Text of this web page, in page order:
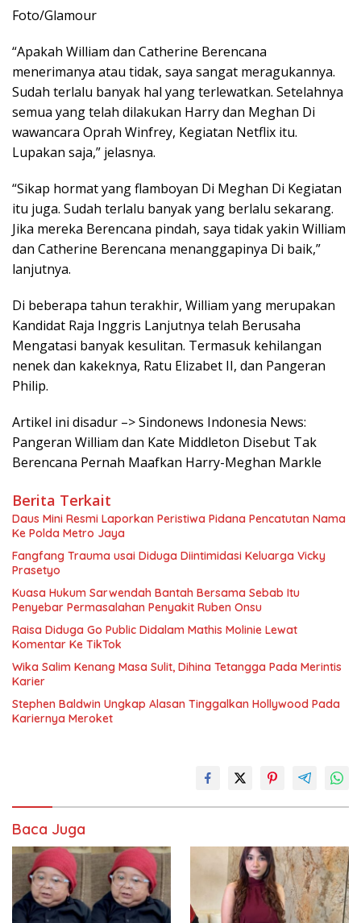
Foto/Glamour
“Apakah William dan Catherine Berencana
menerimanya atau tidak, saya sangat meragukannya.
Sudah terlalu banyak hal yang terlewatkan. Setelahnya
semua yang telah dilakukan Harry dan Meghan Di
wawancara Oprah Winfrey, Kegiatan Netflix itu.
Lupakan saja,” jelasnya.
“Sikap hormat yang flamboyan Di Meghan Di Kegiatan
itu juga. Sudah terlalu banyak yang berlalu sekarang.
Jika mereka Berencana pindah, saya tidak yakin William
dan Catherine Berencana menanggapinya Di baik,”
lanjutnya.
Di beberapa tahun terakhir, William yang merupakan
Kandidat Raja Inggris Lanjutnya telah Berusaha
Mengatasi banyak kesulitan. Termasuk kehilangan
nenek dan kakeknya, Ratu Elizabet II, dan Pangeran
Philip.
Artikel ini disadur –> Sindonews Indonesia News:
Pangeran William dan Kate Middleton Disebut Tak
Berencana Pernah Maafkan Harry-Meghan Markle
Berita Terkait
Daus Mini Resmi Laporkan Peristiwa Pidana Pencatutan Nama
Ke Polda Metro Jaya
Fangfang Trauma usai Diduga Diintimidasi Keluarga Vicky
Prasetyo
Kuasa Hukum Sarwendah Bantah Bersama Sebab Itu
Penyebar Permasalahan Penyakit Ruben Onsu
Raisa Diduga Go Public Didalam Mathis Molinie Lewat
Komentar Ke TikTok
Wika Salim Kenang Masa Sulit, Dihina Tetangga Pada Merintis
Karier
Stephen Baldwin Ungkap Alasan Tinggalkan Hollywood Pada
Kariernya Meroket
Baca Juga